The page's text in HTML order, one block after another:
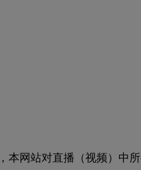
本网站对直播（视频）中